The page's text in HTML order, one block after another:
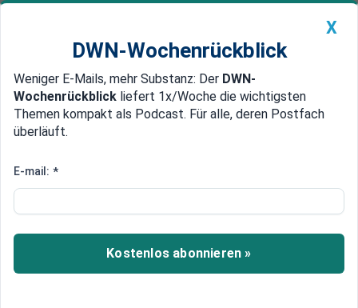
Newsticker MEIN DWN: Geldanlage Premium
Edelmetalle DWN-Magazin China
Lob für Flüchtlingspolitik
Obama fordert von Merkel mehr
Geld für die Nato
US-Präsident Obama hat von Deutschland und
X
DWN-Wochenrückblick
Weniger E-Mails, mehr Substanz: Der DWN-
Wochenrückblick liefert 1x/Woche die wichtigsten
Themen kompakt als Podcast. Für alle, deren Postfach
überläuft.
E-mail: *
Kostenlos abonnieren »